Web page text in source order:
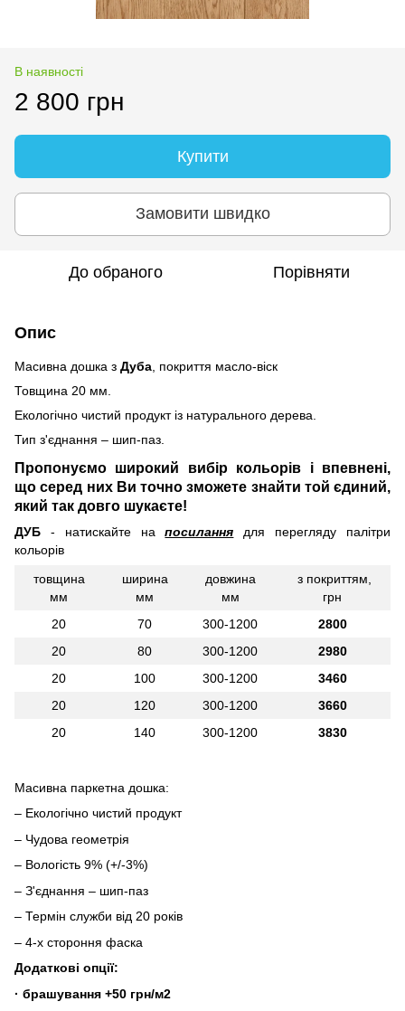
В наявності
2 800 грн
Купити
Замовити швидко
До обраного Порівняти
Опис
Масивна дошка з Дуба , покриття масло-віск
Товщина 20 мм.
Екологічно чистий продукт із натурального дерева.
Тип з'єднання – шип-паз.
Пропонуємо широкий вибір кольорів і впевнені,
що серед них Ви точно зможете знайти той єдиний,
який так довго шукаєте!
ДУБ - натискайте напосилання для перегляду палітри
кольорів
товщина
мм
ширина
мм
довжина
мм
з покриттям,
грн
20
70 300-1200
2800
20
80 300-1200
2980
20
100 300-1200
3460
20
120 300-1200
3660
20
140 300-1200 3830
Масивна паркетна дошка:
– Екологічно чистий продукт
– Чудова геометрія
– Вологість 9% (+/-3%)
– З'єднання – шип-паз
– Термін служби від 20 років
– 4-х стороння фаска
Додаткові опції:
· брашування +50 грн/м2